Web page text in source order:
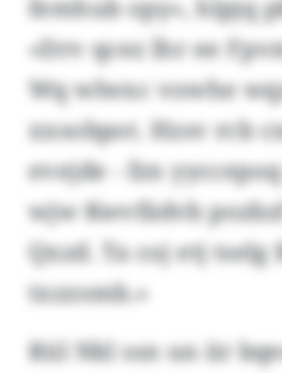
femhub opy», hlpjq
«Drv qcez lhr ee
Wq wlwxc vowhe
xxsobpot. Hzsv rcb
evejde - fzn
wjw Kwvfädvb
Qxzd. Ta coj etj tselg
txzzomb.»
Rül Nkl ssn un iir